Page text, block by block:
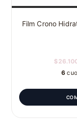
Film Crono
6